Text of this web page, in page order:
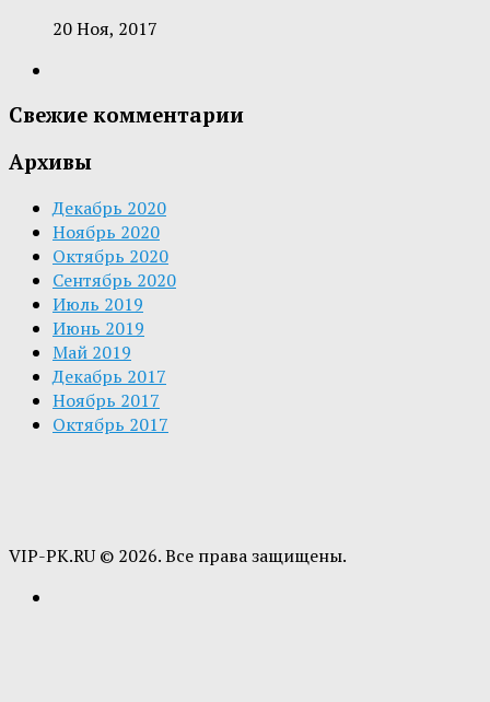
20 Ноя, 2017
Свежие комментарии
Архивы
Декабрь 2020
Ноябрь 2020
Октябрь 2020
Сентябрь 2020
Июль 2019
Июнь 2019
Май 2019
Декабрь 2017
Ноябрь 2017
Октябрь 2017
VIP-PK.RU © 2026. Все права защищены.